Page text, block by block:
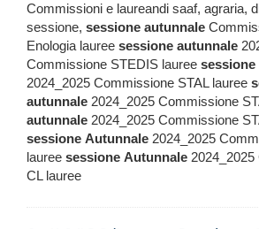
Commissioni e laureandi saaf, agraria,
sessione, sessione autunnale
Enologia lauree sessione autunnale
Commissione STEDIS lauree sessione
2024_2025 Commissione STAL lauree
autunnale 2024_2025 Commissione
autunnale 2024_2025 Commissione
sessione Autunnale 2024_2025
lauree sessione Autunnale
CL lauree